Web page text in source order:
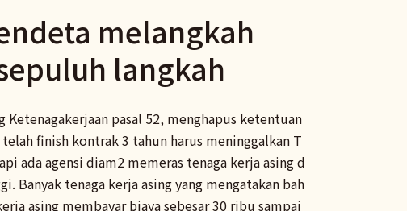
melangkah
langkah
Ketenagakerjaan pasal 52, menghapus ketentuan
telah finish kontrak 3 tahun harus meninggalkan T
ada agensi diam2 memeras tenaga kerja asing d
Banyak tenaga kerja asing yang mengatakan bah
asing membayar biaya sebesar 30 ribu sampai